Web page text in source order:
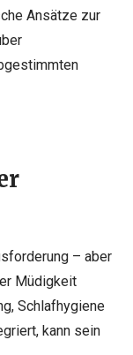
Ansätze zur
– aber
Müdigkeit
Schlafhygiene
kann sein